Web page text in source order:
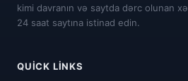
kimi davranın və saytda dərc olunan
24 saat saytına istinad edin.
QUICK LINKS